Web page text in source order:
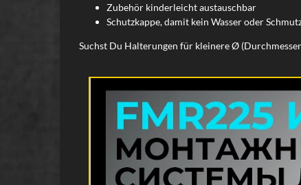
Zubehör kinderleicht austauschbar
Schutzkappe, damit kein Wasser oder
Suchst Du Halterungen für kleinere Ø